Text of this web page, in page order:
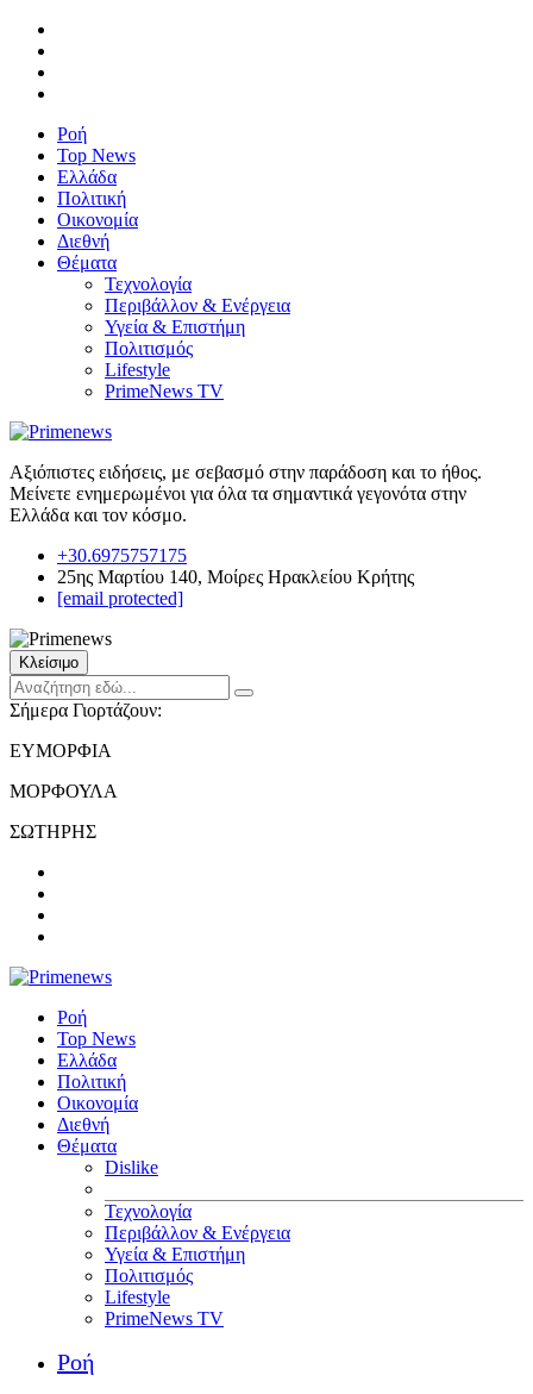
Ροή
Top News
Ελλάδα
Πολιτική
Οικονομία
Διεθνή
Θέματα
Τεχνολογία
Περιβάλλον & Ενέργεια
Υγεία & Επιστήμη
Πολιτισμός
Lifestyle
PrimeNews TV
Αξιόπιστες ειδήσεις, με σεβασμό στην παράδοση και το ήθος.
Μείνετε ενημερωμένοι για όλα τα σημαντικά γεγονότα στην
Ελλάδα και τον κόσμο.
+30.6975757175
25ης Μαρτίου 140, Μοίρες Ηρακλείου Κρήτης
[email protected]
Κλείσιμο
Σήμερα Γιορτάζουν:
ΕΥΜΟΡΦΙΑ
ΜΟΡΦΟΥΛΑ
ΣΩΤΗΡΗΣ
Ροή
Top News
Ελλάδα
Πολιτική
Οικονομία
Διεθνή
Θέματα
Dislike
Τεχνολογία
Περιβάλλον & Ενέργεια
Υγεία & Επιστήμη
Πολιτισμός
Lifestyle
PrimeNews TV
Ροή